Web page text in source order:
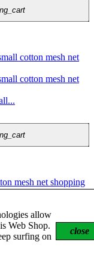
allow
Web Shop.
surfing on
close